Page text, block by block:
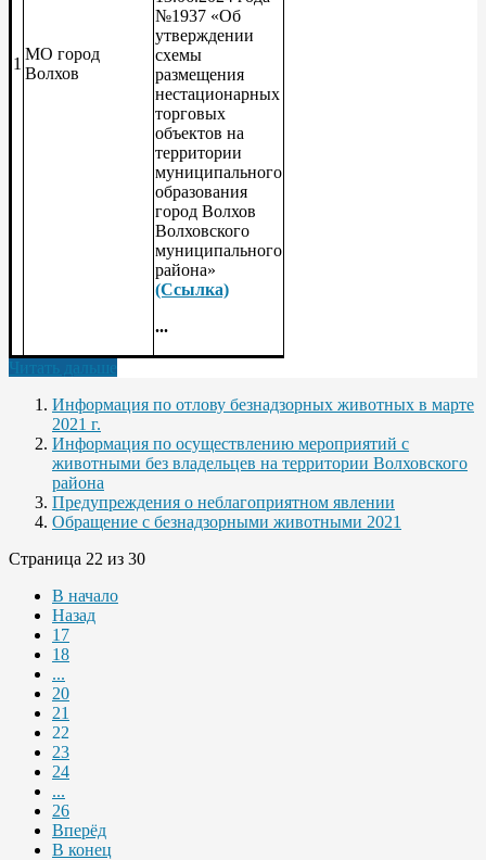
1
МО город
Волхов
№1937 «Об
утверждении
схемы
размещения
нестационарных
торговых
объектов на
территории
муниципального
образования
город Волхов
Волховского
муниципального
района»
(Ссылка)
...
Читать дальше
Информация по отлову безнадзорных животных в марте
2021 г.
Информация по осуществлению мероприятий с
животными без владельцев на территории Волховского
района
Предупреждения о неблагоприятном явлении
Обращение с безнадзорными животными 2021
Страница 22 из 30
В начало
Назад
17
18
...
20
21
22
23
24
...
26
Вперёд
В конец